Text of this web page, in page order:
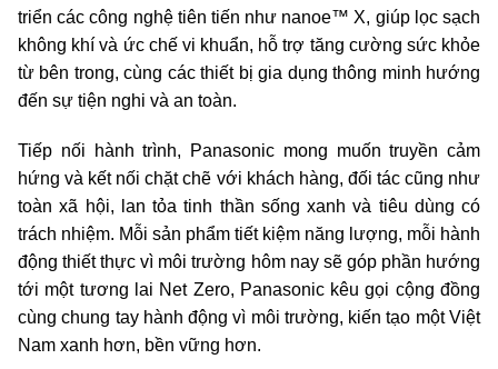
triển các công nghệ tiên tiến như nanoe™ X, giúp lọc sạch
không khí và ức chế vi khuẩn, hỗ trợ tăng cường sức khỏe
từ bên trong, cùng các thiết bị gia dụng thông minh hướng
đến sự tiện nghi và an toàn.
Tiếp nối hành trình, Panasonic mong muốn truyền cảm
hứng và kết nối chặt chẽ với khách hàng, đối tác cũng như
toàn xã hội, lan tỏa tinh thần sống xanh và tiêu dùng có
trách nhiệm. Mỗi sản phẩm tiết kiệm năng lượng, mỗi hành
động thiết thực vì môi trường hôm nay sẽ góp phần hướng
tới một tương lai Net Zero, Panasonic kêu gọi cộng đồng
cùng chung tay hành động vì môi trường, kiến tạo một Việt
Nam xanh hơn, bền vững hơn.